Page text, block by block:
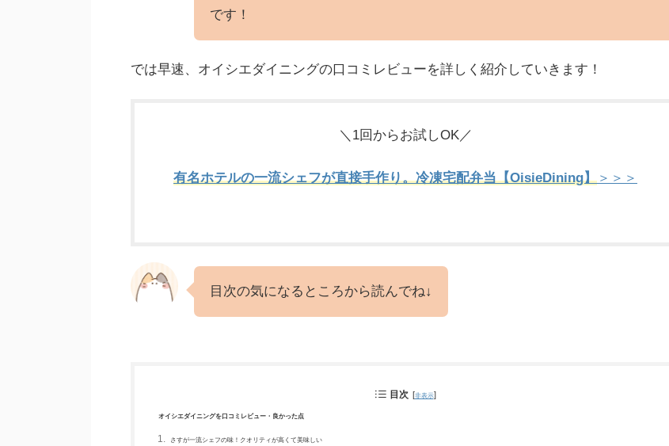
です！
では早速、オイシエダイニングの口コミレビューを詳しく紹介していきます！
＼1回からお試しOK／
有名ホテルの一流シェフが直接手作り。冷凍宅配弁当【OisieDining】 ＞＞＞
目次の気になるところから読んでね↓
目次 [非表示]
オイシエダイニングを口コミレビュー・良かった点
さすが一流シェフの味！クオリティが高くて美味しい